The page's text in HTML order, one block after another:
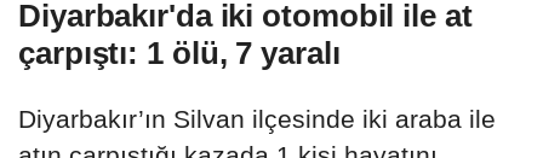
Diyarbakır'da iki otomobil ile at
çarpıştı: 1 ölü, 7 yaralı
Diyarbakır’ın Silvan ilçesinde iki araba ile